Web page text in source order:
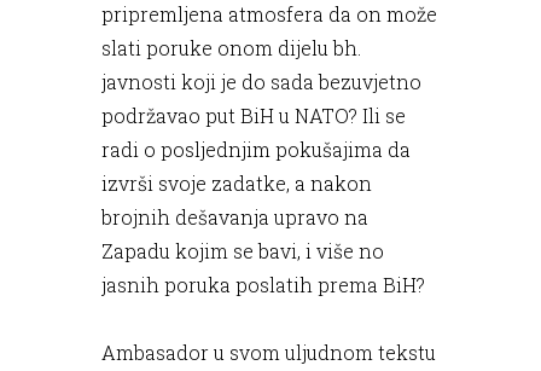
pripremljena atmosfera da on može
slati poruke onom dijelu bh.
javnosti koji je do sada bezuvjetno
podržavao put BiH u NATO? Ili se
radi o posljednjim pokušajima da
izvrši svoje zadatke, a nakon
brojnih dešavanja upravo na
Zapadu kojim se bavi, i više no
jasnih poruka poslatih prema BiH?
Ambasador u svom uljudnom tekstu